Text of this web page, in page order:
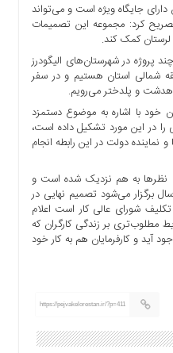
جایگاه ویژه است و می‌تواند
تصریح کرد: مجموعه این تصمیمات
کمک کند.
پروژه در شهرستان‌های الیگودرز
شمالی استان هستیم و در سفر
و پلدختر می‌رویم.
با اشاره به موضوع دستمزد
را در این مورد تشکیل داده است،
و نماینده دولت در این رابطه انجام
نظرها به هم نزدیک شده است و
برگزار می‌شود تصمیم نهایی در
شورای عالی کار است اعلام
مطلوب‌تری بر زندگی کارگران که
آید و کارفرمایان هم به کار خود
https://pejvakelorestan.ir/?p=411